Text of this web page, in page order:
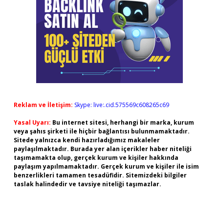
Reklam ve İletişim: Skype: live:.cid.575569c608265c69
Yasal Uyarı: Bu internet sitesi, herhangi bir marka, kurum
veya şahıs şirketi ile hiçbir bağlantısı bulunmamaktadır.
Sitede yalnızca kendi hazırladığımız makaleler
paylaşılmaktadır. Burada yer alan içerikler haber niteliği
taşımamakta olup, gerçek kurum ve kişiler hakkında
paylaşım yapılmamaktadır. Gerçek kurum ve kişiler ile isim
benzerlikleri tamamen tesadüfidir. Sitemizdeki bilgiler
taslak halindedir ve tavsiye niteliği taşımazlar.